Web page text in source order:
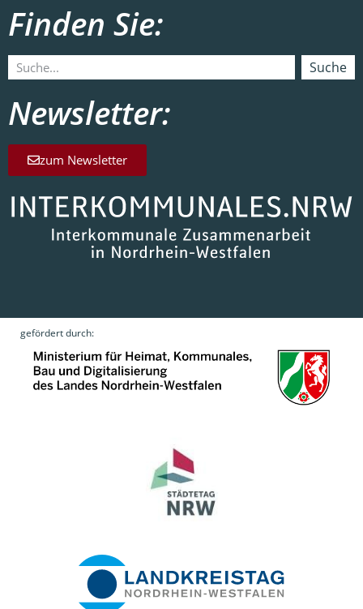
Finden Sie:
Suche
Newsletter:
zum Newsletter
gefördert durch: